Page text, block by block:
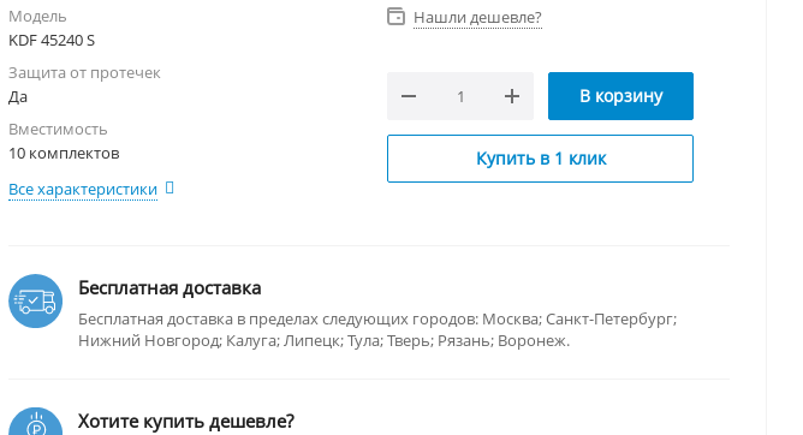
Модель
KDF 45240 S
Защита от протечек
Да
Вместимость
10 комплектов
Все характеристики
Нашли дешевле?
В корзину
Купить в 1 клик
Бесплатная доставка
Бесплатная доставка в пределах следующих городов: Москва; Санкт-Петербург;
Нижний Новгород; Калуга; Липецк; Тула; Тверь; Рязань; Воронеж.
Хотите купить дешевле?